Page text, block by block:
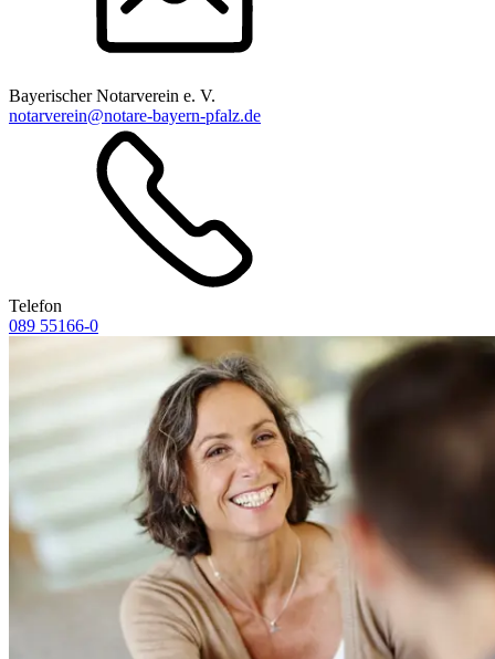
Bayerischer Notarverein e. V.
notarverein@notare-bayern-pfalz.de
Telefon
089 55166-0